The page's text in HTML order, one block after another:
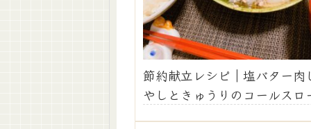
節約献立レシピ｜塩バター肉
やしときゅうりのコールスロ